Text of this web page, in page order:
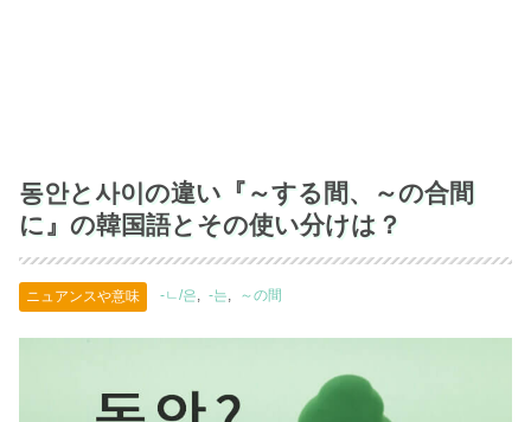
동안と사이の違い『～する間、～の合間
に』の韓国語とその使い分けは？
ニュアンスや意味 -ㄴ/은 -는 ～の間